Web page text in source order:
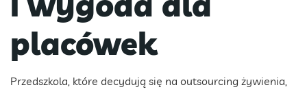
placówek
Przedszkola, które decydują się na outsourcing żywienia,